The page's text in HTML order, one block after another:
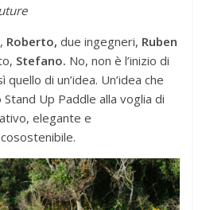
Roberto, due ingegneri, Ruben
Stefano. No, non è l’inizio di
di un’idea. Un’idea che
Up Paddle alla voglia di
elegante e